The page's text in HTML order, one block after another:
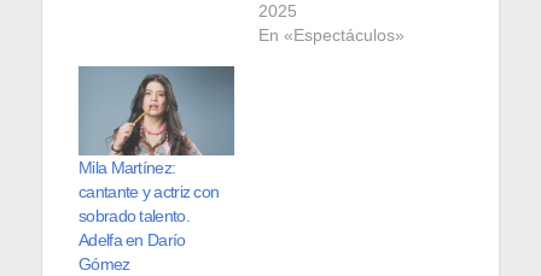
2025
En «Espectáculos»
Mila Martínez:
cantante y actriz con
sobrado talento.
Adelfa en Darío
Gómez